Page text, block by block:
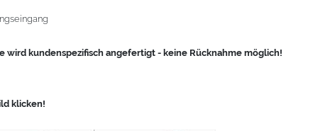
wird kundenspezifisch angefertigt - keine Rücknahme möglich!
klicken!